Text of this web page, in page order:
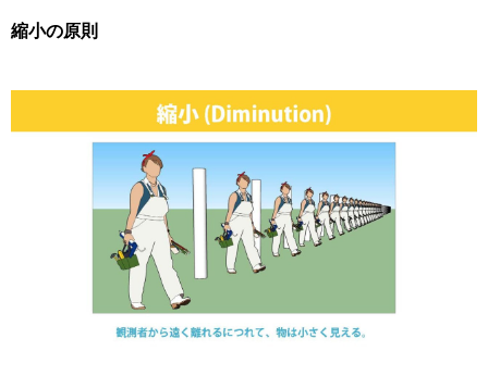
縮小の原則